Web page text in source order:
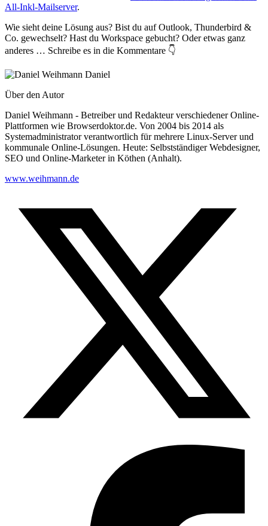
All-Inkl-Mailserver.
Wie sieht deine Lösung aus? Bist du auf Outlook, Thunderbird &
Co. gewechselt? Hast du Workspace gebucht? Oder etwas ganz
anderes … Schreibe es in die Kommentare 👇
Daniel
Über den Autor
Daniel Weihmann - Betreiber und Redakteur verschiedener Online-
Plattformen wie Browserdoktor.de. Von 2004 bis 2014 als
Systemadministrator verantwortlich für mehrere Linux-Server und
kommunale Online-Lösungen. Heute: Selbstständiger Webdesigner,
SEO und Online-Marketer in Köthen (Anhalt).
www.weihmann.de